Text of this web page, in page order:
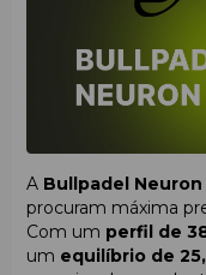
A Bullpadel Neuron
procuram máxima
Com um perfil de
um equilíbrio de